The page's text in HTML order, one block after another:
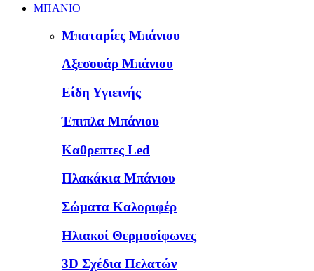
ΜΠΑΝΙΟ
Μπαταρίες Μπάνιου
Αξεσουάρ Μπάνιου
Είδη Υγιεινής
Έπιπλα Μπάνιου
Καθρεπτες Led
Πλακάκια Μπάνιου
Σώματα Καλοριφέρ
Ηλιακοί Θερμοσίφωνες
3D Σχέδια Πελατών